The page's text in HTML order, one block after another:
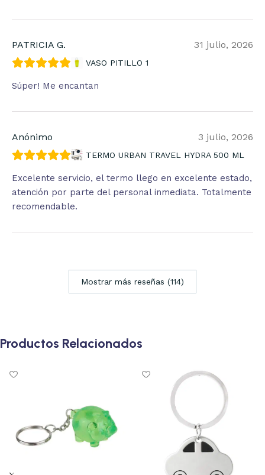
PATRICIA G. 31 julio, 2026
VASO PITILLO 1
Súper! Me encantan
Anónimo 3 julio, 2026
TERMO URBAN TRAVEL HYDRA 500 ML
Excelente servicio, el termo llego en excelente estado,
atención por parte del personal inmediata. Totalmente
recomendable.
Mostrar más reseñas (114)
Productos Relacionados